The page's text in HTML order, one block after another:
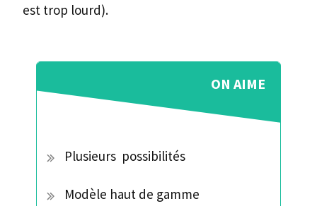
est trop lourd).
ON AIME
Plusieurs possibilités
Modèle haut de gamme